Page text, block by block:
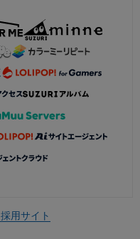
採用サイト